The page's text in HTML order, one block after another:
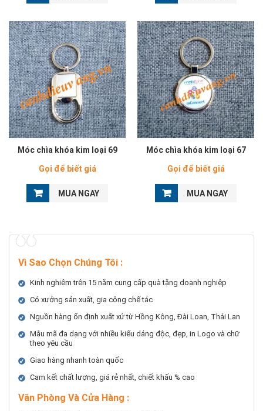
Móc chìa khóa kim loại 69
Gọi để biết giá
MUA NGAY
Móc chìa khóa kim loại 67
Gọi để biết giá
MUA NGAY
Vì Sao Chọn Chúng Tôi :
Kinh nghiệm trên 15 năm cung cấp quà tặng doanh nghiệp
Có xưởng sản xuất, gia công chế tác
Nguồn hàng ổn định xuất xứ từ Hồng Kông, Đài Loan, Thái Lan
Mẫu mã đa dạng với nhiều kiểu dáng độc, đẹp, in Logo và chữ
theo yêu cầu
Giao hàng nhanh toàn quốc
Cam kết chất lượng, giá rẻ nhất, chiết khấu % cao
Văn Phòng Và Cửa Hàng :